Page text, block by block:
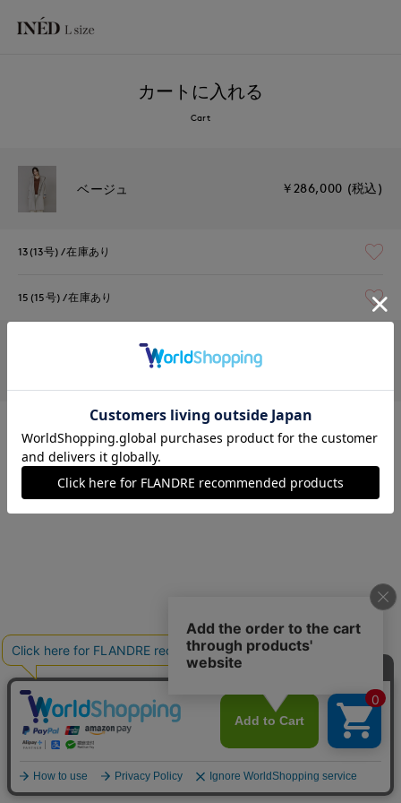
カートに入れる
Cart
ベージュ ￥286,000 (税込)
13(13号) 在庫あり
15(15号) 在庫あり
在庫あり